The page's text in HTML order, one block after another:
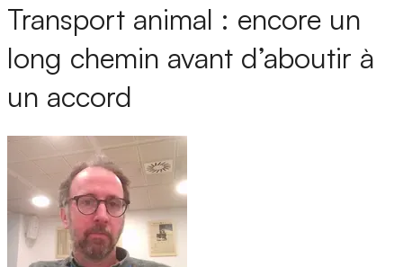
Transport animal : encore un
long chemin avant d’aboutir à
un accord